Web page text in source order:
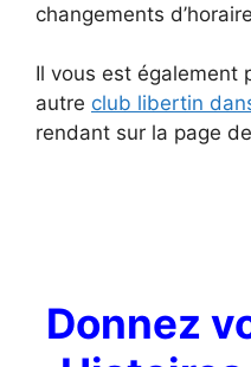
changements
Il vous est également
autre club libertin
rendant sur la page
Donnez